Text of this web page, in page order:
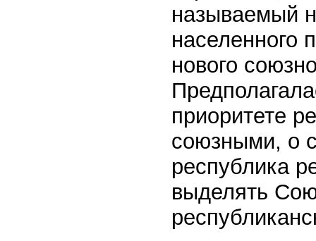
называемый
населенного
нового
приоритете
союзными, о
республика
выделять